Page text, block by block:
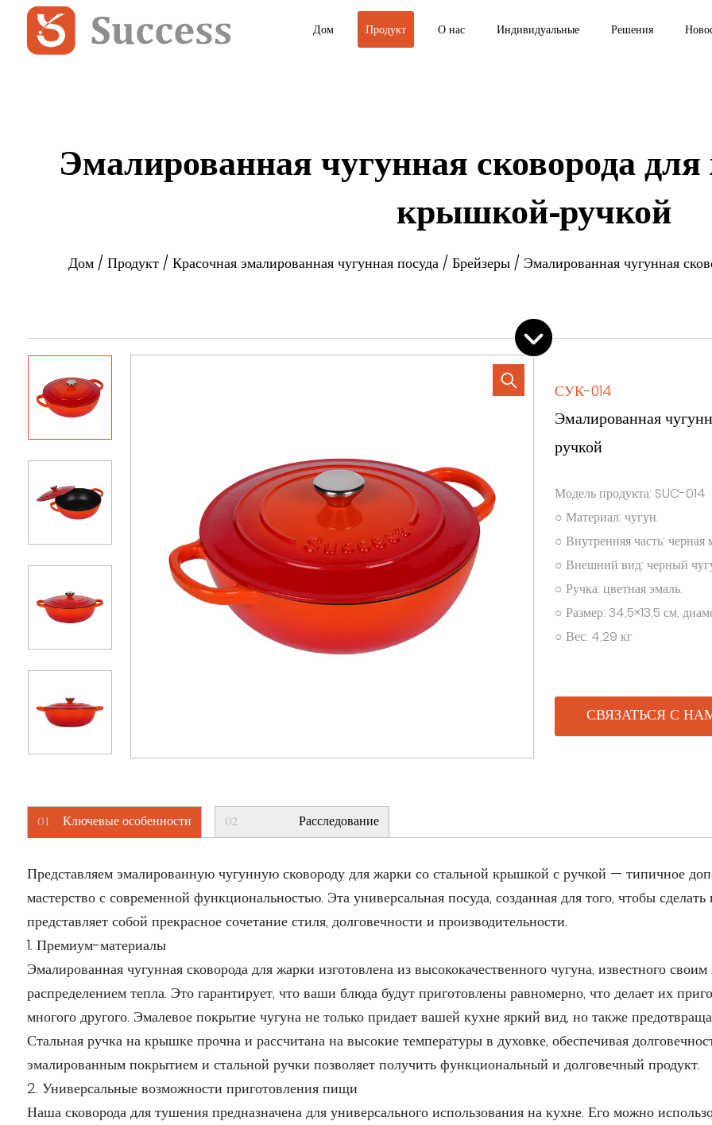
Дом Продукт О нас Индивидуальные Решения
Эмалированная чугунная сковорода
крышкой-ручкой
Дом /Продукт /Красочная эмалированная чугунная посуда /Брейзеры / Эмалированная чугунная
СУК-014
Эмалированная
ручкой
Модель продукта: SUC-014
○ Материал: чугун.
○ Внутренняя часть: черная
○ Внешний вид: черный
○ Ручка: цветная эмаль.
○ Размер: 34,5×13,5 см,
○ Вес: 4,29 кг
СВЯЗАТЬСЯ С
01 Ключевые особенности 02 Расследование
Представляем эмалированную чугунную сковороду для жарки со стальной крышкой с ручкой — типичное
мастерство с современной функциональностью. Эта универсальная посуда, созданная для того, чтобы
представляет собой прекрасное сочетание стиля, долговечности и производительности.
1. Премиум-материалы
Эмалированная чугунная сковорода для жарки изготовлена ​​из высококачественного чугуна, известного
распределением тепла. Это гарантирует, что ваши блюда будут приготовлены равномерно, что делает их
многого другого. Эмалевое покрытие чугуна не только придает вашей кухне яркий вид, но также
Стальная ручка на крышке прочна и рассчитана на высокие температуры в духовке, обеспечивая
эмалированным покрытием и стальной ручки позволяет получить функциональный и долговечный продукт.
2. Универсальные возможности приготовления пищи
Наша сковорода для тушения предназначена для универсального использования на кухне. Его можно